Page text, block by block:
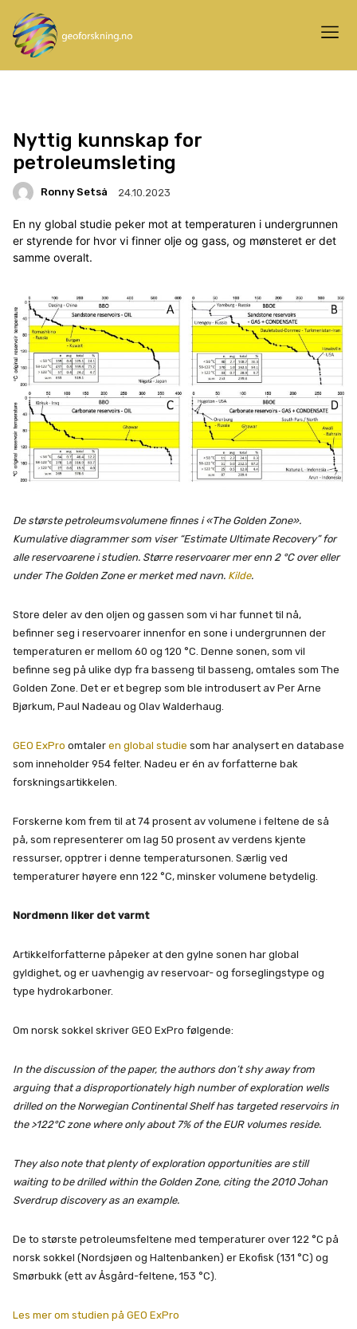
Nyttig kunnskap for
petroleumsleting
Ronny Setså 24.10.2023
En ny global studie peker mot at temperaturen i undergrunnen
er styrende for hvor vi finner olje og gass, og mønsteret er det
samme overalt.
De største petroleumsvolumene finnes i «The Golden Zone».
Kumulative diagrammer som viser “Estimate Ultimate Recovery” for
alle reservoarene i studien. Større reservoarer mer enn 2 °C over eller
under The Golden Zone er merket med navn. Kilde.
Store deler av den oljen og gassen som vi har funnet til nå,
befinner seg i reservoarer innenfor en sone i undergrunnen der
temperaturen er mellom 60 og 120 °C. Denne sonen, som vil
befinne seg på ulike dyp fra basseng til basseng, omtales som The
Golden Zone. Det er et begrep som ble introdusert av Per Arne
Bjørkum, Paul Nadeau og Olav Walderhaug.
GEO ExPro omtaler en global studie som har analysert en database
som inneholder 954 felter. Nadeu er én av forfatterne bak
forskningsartikkelen.
Forskerne kom frem til at 74 prosent av volumene i feltene de så
på, som representerer om lag 50 prosent av verdens kjente
ressurser, opptrer i denne temperatursonen. Særlig ved
temperaturer høyere enn 122 °C, minsker volumene betydelig.
Nordmenn liker det varmt
Artikkelforfatterne påpeker at den gylne sonen har global
gyldighet, og er uavhengig av reservoar- og forseglingstype og
type hydrokarboner.
Om norsk sokkel skriver GEO ExPro følgende:
In the discussion of the paper, the authors don’t shy away from
arguing that a disproportionately high number of exploration wells
drilled on the Norwegian Continental Shelf has targeted reservoirs in
the >122°C zone where only about 7% of the EUR volumes reside.
They also note that plenty of exploration opportunities are still
waiting to be drilled within the Golden Zone, citing the 2010 Johan
Sverdrup discovery as an example.
De to største petroleumsfeltene med temperaturer over 122 °C på
norsk sokkel (Nordsjøen og Haltenbanken) er Ekofisk (131 °C) og
Smørbukk (ett av Åsgård-feltene, 153 °C).
Les mer om studien på GEO ExPro